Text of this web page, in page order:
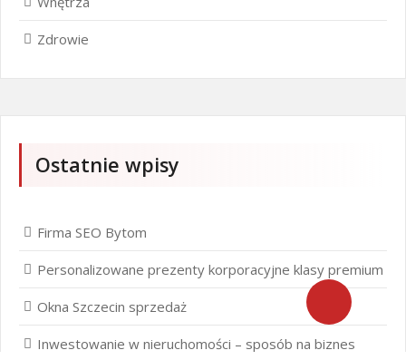
Zdrowie
Ostatnie wpisy
Firma SEO Bytom
Personalizowane prezenty korporacyjne klasy premium
Okna Szczecin sprzedaż
Inwestowanie w nieruchomości – sposób na biznes